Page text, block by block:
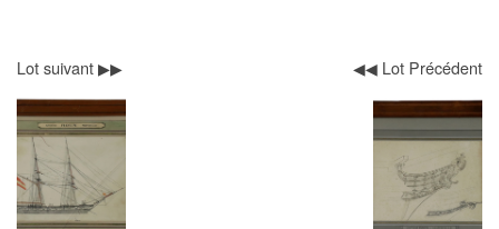
Lot suivant ▶▶ ◀◀ Lot Précédent